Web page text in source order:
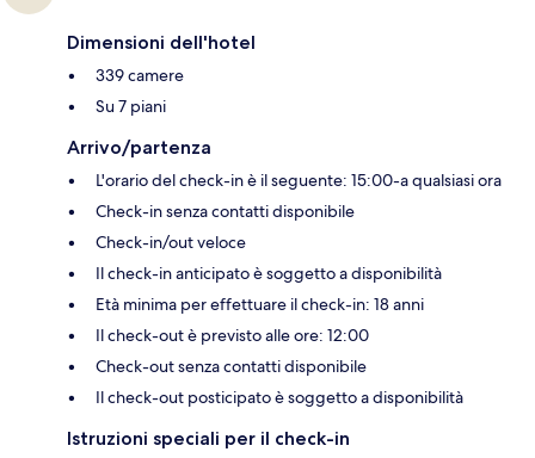
Dimensioni dell'hotel
339 camere
Su 7 piani
Arrivo/partenza
L'orario del check-in è il seguente: 15:00-a qualsiasi ora
Check-in senza contatti disponibile
Check-in/out veloce
Il check-in anticipato è soggetto a disponibilità
Età minima per effettuare il check-in: 18 anni
Il check-out è previsto alle ore: 12:00
Check-out senza contatti disponibile
Il check-out posticipato è soggetto a disponibilità
Istruzioni speciali per il check-in